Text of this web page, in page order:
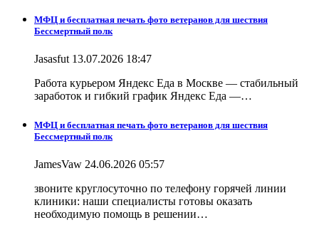
МФЦ и бесплатная печать фото ветеранов для шествия
Бессмертный полк
Jasasfut 13.07.2026 18:47
Работа курьером Яндекс Еда в Москве — стабильный
заработок и гибкий график Яндекс Еда —…
МФЦ и бесплатная печать фото ветеранов для шествия
Бессмертный полк
JamesVaw 24.06.2026 05:57
звоните круглосуточно по телефону горячей линии
клиники: наши специалисты готовы оказать
необходимую помощь в решении…